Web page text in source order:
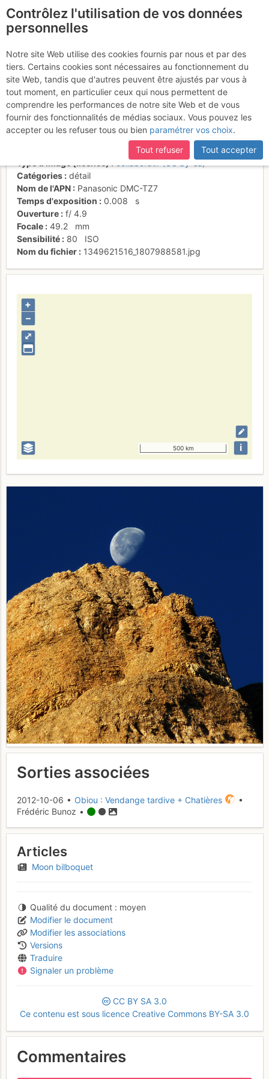
Moon Bilboquet sur
l'Obiou
Activités
Date/heure
Frédéric Bunoz
collaboratif (CC by-sa)
Catégories
détail
Nom de l'APN
Panasonic DMC-TZ7
Temps d'exposition
0.008
s
Ouverture
f/ 4.9
Focale
49.2
mm
Sensibilité
80
ISO
Nom du fichier
1349621516_1807988581.jpg
⤢
+
–
500 km i
Sorties associées
2012-10-06 • Obiou : Vendange tardive + Chatières
•
Frédéric Bunoz •
Articles
Moon bilboquet
Qualité du document
moyen
Modifier le document
Modifier les associations
Versions
Traduire
Signaler un problème
CC BY SA 3.0
Ce contenu est sous licence Creative Commons BY-SA 3.0
Commentaires
Contrôlez l'utilisation de vos données
personnelles
Notre site Web utilise des cookies fournis par nous et par des
tiers. Certains cookies sont nécessaires au fonctionnement du
site Web, tandis que d'autres peuvent être ajustés par vous à
tout moment, en particulier ceux qui nous permettent de
comprendre les performances de notre site Web et de vous
fournir des fonctionnalités de médias sociaux. Vous pouvez les
accepter ou les refuser tous ou bien paramétrer vos choix.
Tout refuser
Tout accepter